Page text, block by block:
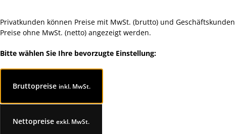
Privatkunden können Preise mit MwSt. (brutto) und Geschäftskunden
Preise ohne MwSt. (netto) angezeigt werden.
Bitte wählen Sie Ihre bevorzugte Einstellung:
Bruttopreise inkl. MwSt.
Nettopreise exkl. MwSt.